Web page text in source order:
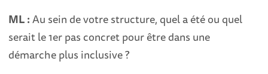
ML :Au sein de votre structure, quel a été ou quel
serait le 1er pas concret pour être dans une
démarche plus inclusive ?